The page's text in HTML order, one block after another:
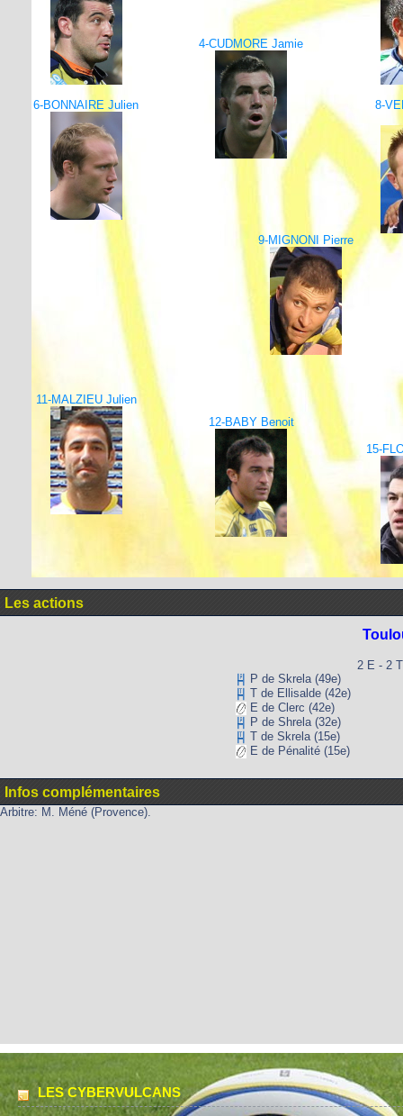
4-CUDMORE Jamie
6-BONNAIRE Julien 8-
9-MIGNONI Pierre
11-MALZIEU Julien
12-BABY Benoit
15-
Les actions
2 E - 2
P de Skrela (49e)
T de Ellisalde (42e)
E de Clerc (42e)
P de Shrela (32e)
T de Skrela (15e)
E de Pénalité (15e)
Infos complémentaires
Arbitre: M. Méné (Provence).
LES CYBERVULCANS